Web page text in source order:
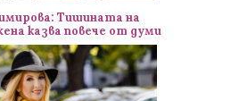
Тишината на
казва повече от думи